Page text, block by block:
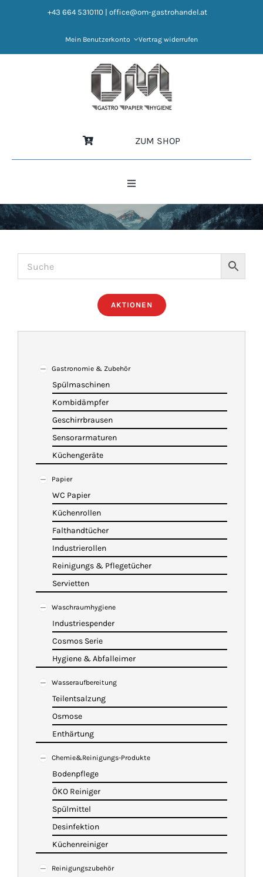
+43 664 5310110 office@om-gastrohandel.at
Mein Benutzerkonto Vertrag widerrufen
ZUM SHOP
Toggle
HOME
NEWS
IMBISSANHÄNGER
KATALOG
WARENKORB
AKTIONEN
Gastronomie & Zubehör
Spülmaschinen
Kombidämpfer
Geschirrbrausen
Sensorarmaturen
Küchengeräte
Papier
WC Papier
Küchenrollen
Falthandtücher
Industrierollen
Reinigungs & Pflegetücher
Servietten
Waschraumhygiene
Industriespender
Cosmos Serie
Hygiene & Abfalleimer
Wasseraufbereitung
Teilentsalzung
Osmose
Enthärtung
Chemie&Reinigungs-Produkte
Bodenpflege
ÖKO Reiniger
Spülmittel
Desinfektion
Küchenreiniger
Reinigungszubehör